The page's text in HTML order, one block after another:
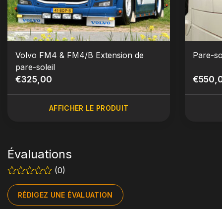
Volvo FM4 & FM4/B Extension de
pare-soleil
€325,00
AFFICHER LE PRODUIT
Pare-
Évaluations
(0)
RÉDIGEZ UNE ÉVALUATION